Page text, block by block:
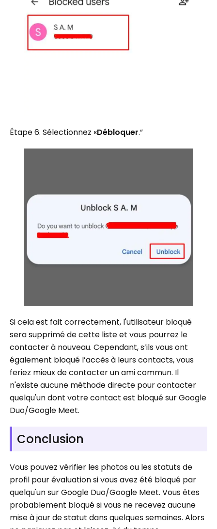
Étape 6. Sélectionnez «Débloquer.”
Si cela est fait correctement, l'utilisateur bloqué
sera supprimé de cette liste et vous pourrez le
contacter à nouveau. Cependant, s’ils vous ont
également bloqué l’accès à leurs contacts, vous
feriez mieux de contacter un ami commun. Il
n'existe aucune méthode directe pour contacter
quelqu'un dont votre contact est bloqué sur Google
Duo/Google Meet.
Conclusion
Vous pouvez vérifier les photos ou les statuts de
profil pour évaluation si vous avez été bloqué par
quelqu'un sur Google Duo/Google Meet. Vous êtes
probablement bloqué si vous ne recevez aucune
mise à jour de statut dans quelques semaines. Alors